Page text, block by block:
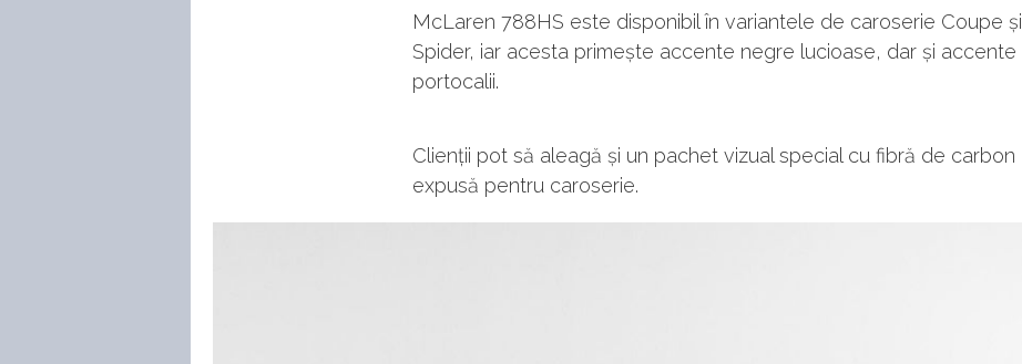
McLaren 788HS este disponibil în variantele de caroserie Coupe și
Spider, iar acesta primește accente negre lucioase, dar și accente
portocalii.
Clienții pot să aleagă și un pachet vizual special cu fibră de carbon
expusă pentru caroserie.